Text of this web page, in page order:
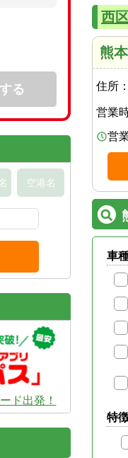
西
熊
住所：
営業
営
車
特
る
空港名
ド出発！